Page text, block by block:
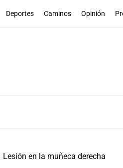
Deportes Caminos Opinión
Lesión en la muñeca derecha